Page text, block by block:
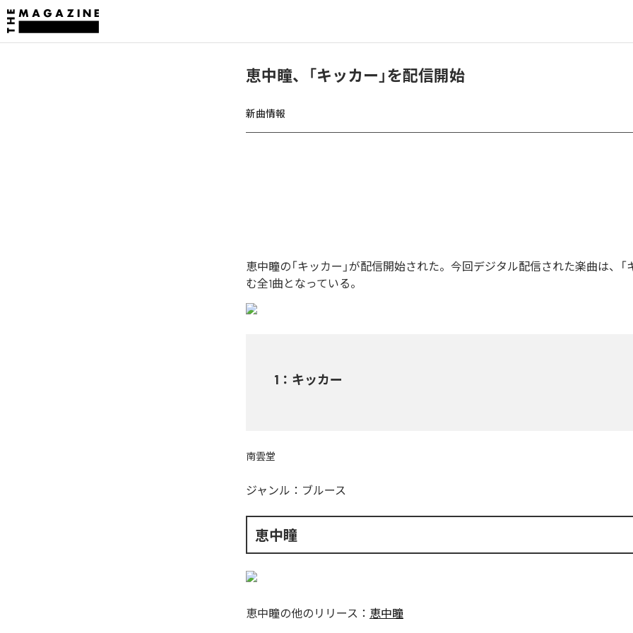
恵中瞳、「キッカー」を配信開始
新曲情報
恵中瞳の「キッカー」が配信開始された。今回デジタル配信された楽曲は、「
む全1曲となっている。
1 ： キッカー
南雲堂
ジャンル： ブルース
恵中瞳
恵中瞳の他のリリース： 恵中瞳